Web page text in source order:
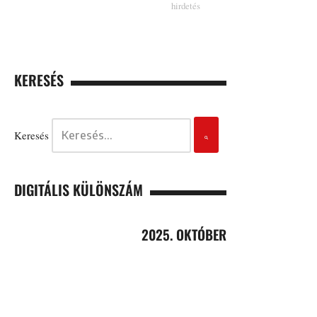
KERESÉS
Keresés
DIGITÁLIS KÜLÖNSZÁM
2025. OKTÓBER